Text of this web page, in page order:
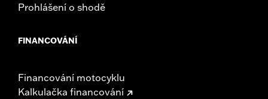
Prohlášení o shodě
FINANCOVÁNÍ
Financování motocyklu
Kalkulačka financování